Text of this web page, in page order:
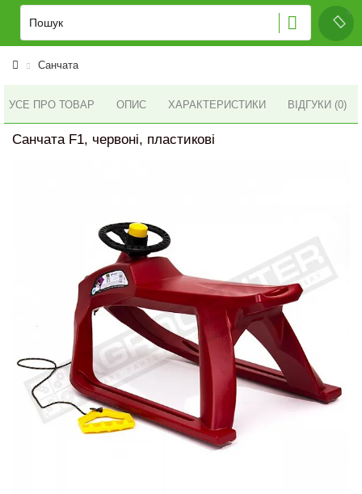
Санчата
УСЕ ПРО ТОВАР ОПИС ХАРАКТЕРИСТИКИ ВІДГУКИ (0)
Санчата F1, червоні, пластикові